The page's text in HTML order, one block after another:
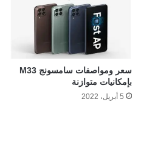
سعر ومواصفات سامسونج M33
بإمكانيات متوازنة
5 أبريل، 2022